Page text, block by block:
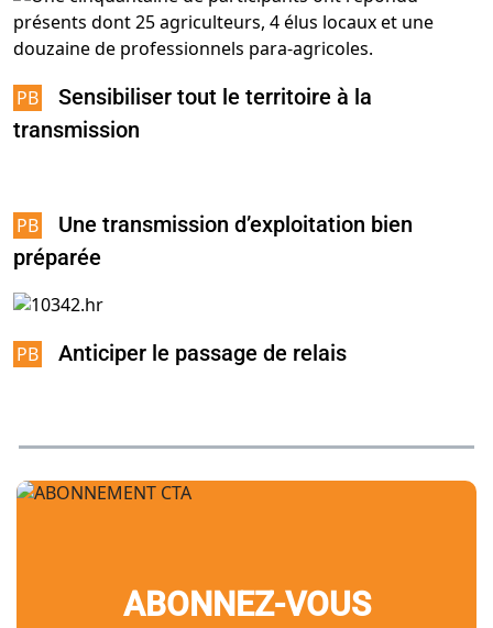
Sensibiliser tout le territoire à la
transmission
Une transmission d’exploitation bien
préparée
Anticiper le passage de relais
ABONNEZ-VOUS